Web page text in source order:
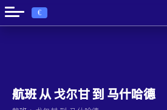
€
航班 从 戈尔甘 到 马什哈德